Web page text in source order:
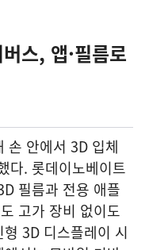
스, 앱·필름로
손 안에서 3D 입체
다. 롯데이노베이트
필름과 전용 애플
고가 장비 없이도
3D 디스플레이 시